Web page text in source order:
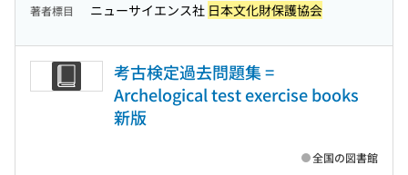
著者標目 ニューサイエンス社 日本文化財保護協会
考古検定過去問題集 =
Archelogical test exercise books
新版
全国の図書館